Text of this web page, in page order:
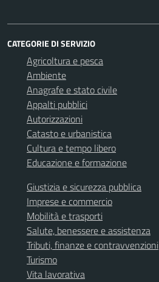
CATEGORIE DI SERVIZIO
Agricoltura e pesca
Ambiente
Anagrafe e stato civile
Appalti pubblici
Autorizzazioni
Catasto e urbanistica
Cultura e tempo libero
Educazione e formazione
Giustizia e sicurezza pubblica
Imprese e commercio
Mobilità e trasporti
Salute, benessere e assistenza
Tributi, finanze e contravvenzioni
Turismo
Vita lavorativa